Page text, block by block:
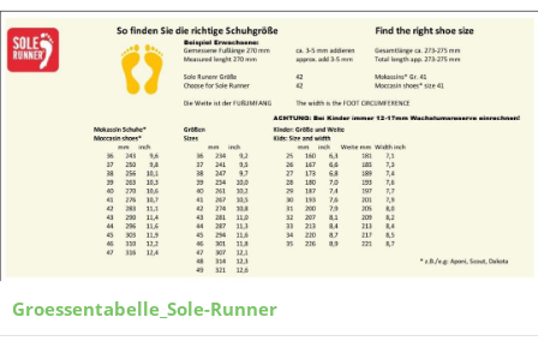
Groessentabelle_Sole-Runner